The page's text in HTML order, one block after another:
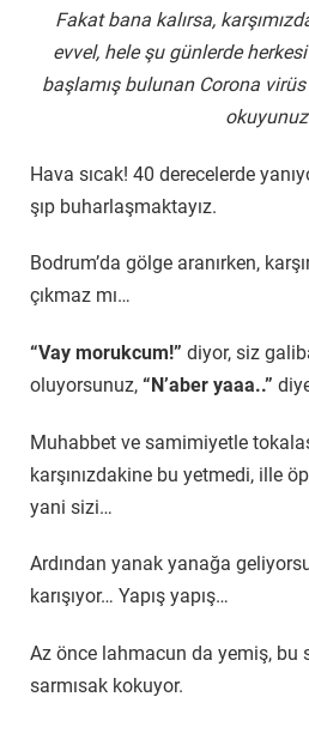
Fakat bana kalırsa,
evvel, hele şu günlerde
başlamış bulunan Corona
Hava sıcak! 40 derecelerde
şıp buharlaşmaktayız.
Bodrum’da gölge aranırken,
çıkmaz mı…
“Vay morukcum!” diyor, siz
oluyorsunuz, “N’aber yaaa..”
Muhabbet ve samimiyetle
karşınızdakine bu yetmedi, ille
yani sizi…
Ardından yanak yanağa
karışıyor… Yapış yapış…
Az önce lahmacun da yemiş, bu
sarmısak kokuyor.